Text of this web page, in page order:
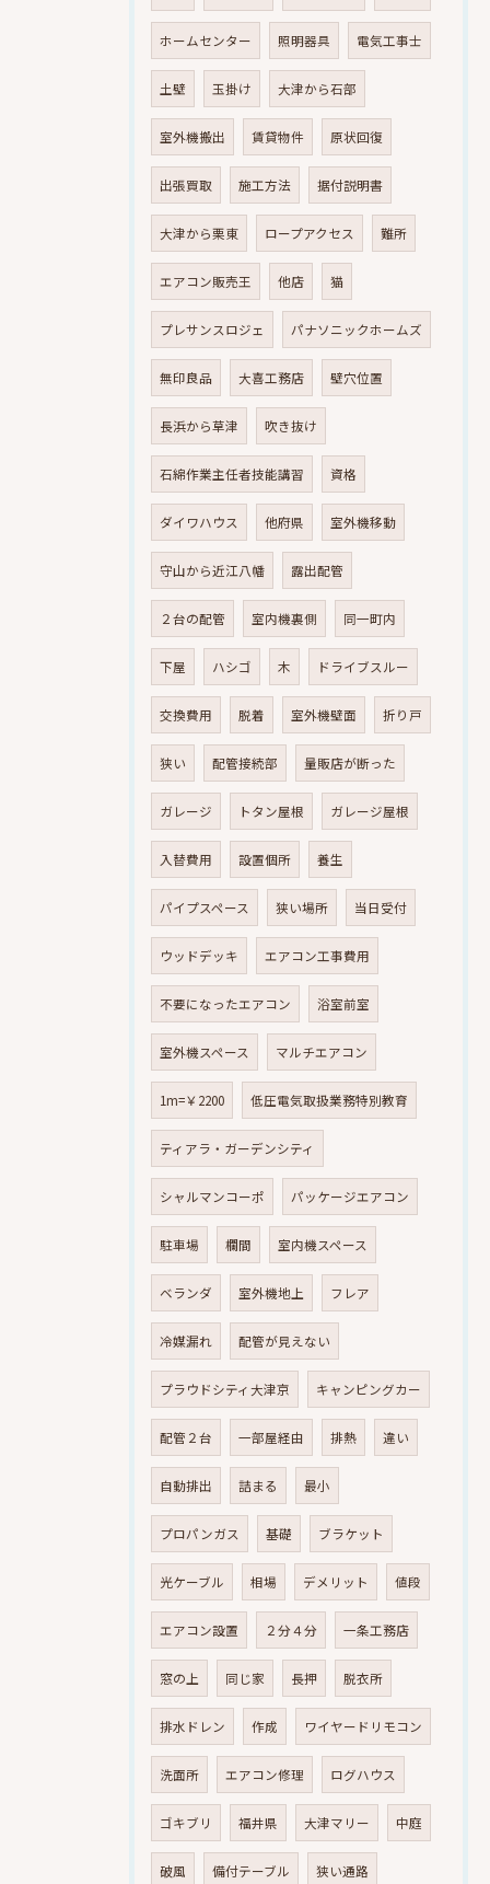
ホームセンター 照明器具 電気工事士
土壁 玉掛け 大津から石部
室外機搬出 賃貸物件 原状回復
出張買取 施工方法 据付説明書
大津から栗東 ロープアクセス 難所
エアコン販売王 他店 猫
プレサンスロジェ パナソニックホームズ
無印良品 大喜工務店 壁穴位置
長浜から草津 吹き抜け
石綿作業主任者技能講習 資格
ダイワハウス 他府県 室外機移動
守山から近江八幡 露出配管
２台の配管 室内機裏側 同一町内
下屋 ハシゴ 木 ドライブスルー
交換費用 脱着 室外機壁面 折り戸
狭い 配管接続部 量販店が断った
ガレージ トタン屋根 ガレージ屋根
入替費用 設置個所 養生
パイプスペース 狭い場所 当日受付
ウッドデッキ エアコン工事費用
不要になったエアコン 浴室前室
室外機スペース マルチエアコン
1m=￥2200 低圧電気取扱業務特別教育
ティアラ・ガーデンシティ
シャルマンコーポ パッケージエアコン
駐車場 欄間 室内機スペース
ベランダ 室外機地上 フレア
冷媒漏れ 配管が見えない
プラウドシティ大津京 キャンピングカー
配管２台 一部屋経由 排熱 違い
自動排出 詰まる 最小
プロパンガス 基礎 ブラケット
光ケーブル 相場 デメリット 値段
エアコン設置 ２分４分 一条工務店
窓の上 同じ家 長押 脱衣所
排水ドレン 作成 ワイヤードリモコン
洗面所 エアコン修理 ログハウス
ゴキブリ 福井県 大津マリー 中庭
破風 備付テーブル 狭い通路